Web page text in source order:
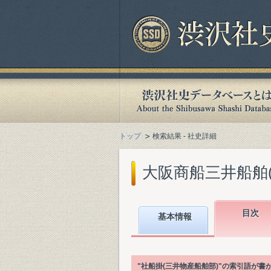
トップ 検索結果 - 社史詳細
大阪商船三井船
基本情報 目次
"社船掛(三井物産船舶部)"の索引語が書